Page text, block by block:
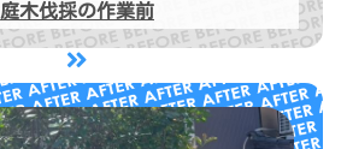
庭木伐採の作業前